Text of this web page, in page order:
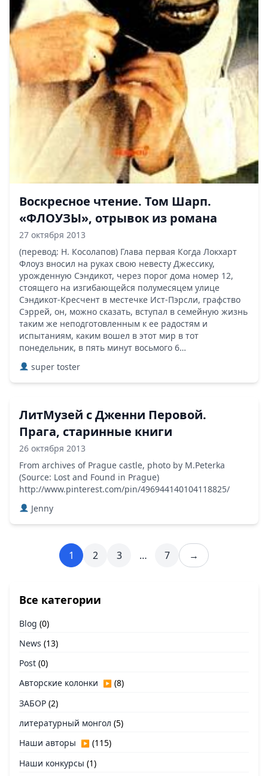
Воскресное чтение. Том Шарп.
«ФЛОУЗЫ», отрывок из романа
27 октября 2013
(перевод: Н. Косолапов) Глава первая Когда Локхарт
Флоуз вносил на руках свою невесту Джессику,
урожденную Сэндикот, через порог дома номер 12,
стоящего на изгибающейся полумесяцем улице
Сэндикот-Кресчент в местечке Ист-Пэрсли, графство
Сэррей, он, можно сказать, вступал в семейную жизнь
таким же неподготовленным к ее радостям и
испытаниям, каким вошел в этот мир в тот
понедельник, в пять минут восьмого 6…
super toster
ЛитМузей с Дженни Перовой.
Прага, старинные книги
26 октября 2013
From archives of Prague castle, photo by M.Peterka
(Source: Lost and Found in Prague)
http://www.pinterest.com/pin/496944140104118825/
Jenny
1 2 3 … 7 →
Все категории
Blog (0)
News (13)
Post (0)
Авторские колонки ▶ (8)
ЗАБОР (2)
литературный монгол (5)
Наши авторы ▶ (115)
Наши конкурсы (1)